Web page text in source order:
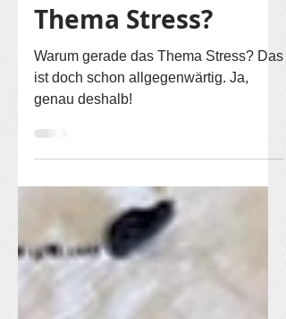
Warum gerade das
Thema Stress?
Warum gerade das Thema Stress? Das
ist doch schon allgegenwärtig. Ja,